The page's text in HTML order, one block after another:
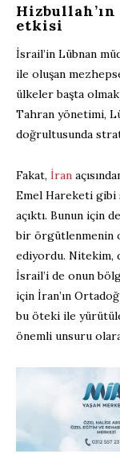
etkisi
İsrail’in Lübnan
ile oluşan
ülkeler başta
Tahran yönetimi,
doğrultusunda
Fakat, İran
Emel Hareketi gibi
açıktı. Bunun için
bir örgütlenmenin
ediyordu. Nitekim,
İsrail’i de onun
için İran’ın
bu öteki ile
önemli unsuru